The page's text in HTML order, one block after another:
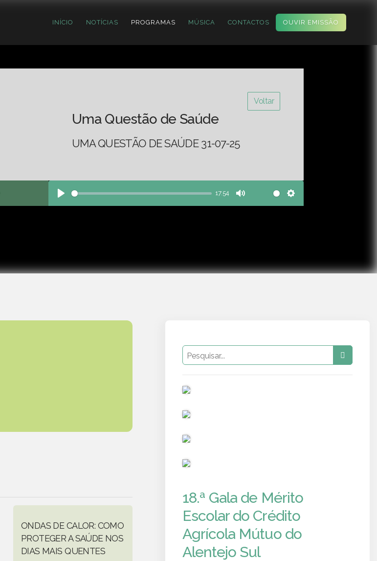
INÍCIO NOTÍCIAS PROGRAMAS MÚSICA CONTACTOS OUVIR EMISSÃO
Voltar
Uma Questão de Saúde
UMA QUESTÃO DE SAÚDE 31-07-25
Play
17:54
Mute Settings
ONDAS DE CALOR: COMO
PROTEGER A SAÚDE NOS
DIAS MAIS QUENTES
18.ª Gala de Mérito
Escolar do Crédito
Agrícola Mútuo do
Alentejo Sul